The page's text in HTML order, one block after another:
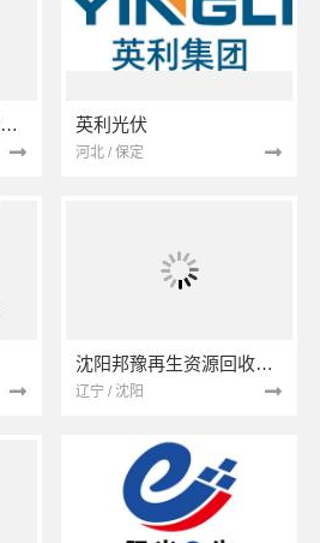
四川宏保元创科技有限公司 英利光伏
河北 / 保定
沈阳邦豫再生资源回收有限公司
辽宁 / 沈阳